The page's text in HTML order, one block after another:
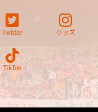
Twitter グッズ
TikTok